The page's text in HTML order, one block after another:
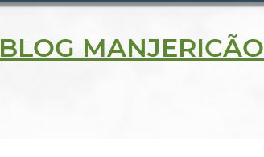
BLOG MANJERICÃO